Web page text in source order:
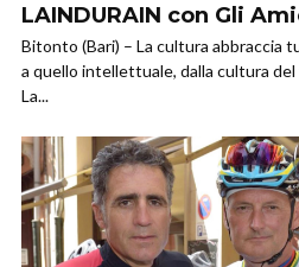
LAINDURAIN con Gli
Bitonto (Bari) – La cultura abbraccia
a quello intellettuale, dalla cultura
La...